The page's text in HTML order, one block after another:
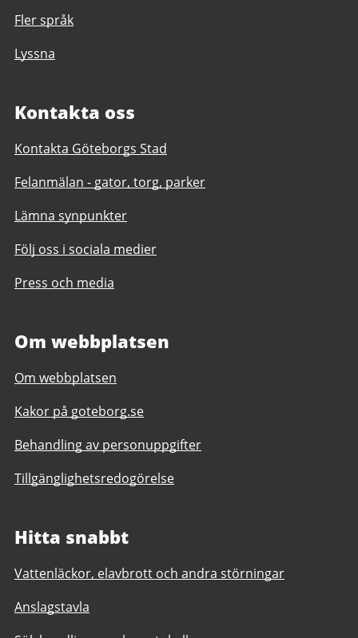
Fler språk
Lyssna
Kontakta oss
Kontakta Göteborgs Stad
Felanmälan - gator, torg, parker
Lämna synpunkter
Följ oss i sociala medier
Press och media
Om webbplatsen
Om webbplatsen
Kakor på goteborg.se
Behandling av personuppgifter
Tillgänglighetsredogörelse
Hitta snabbt
Vattenläckor, elavbrott och andra störningar
Anslagstavla